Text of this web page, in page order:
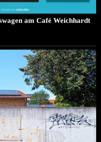
am Café Weichhardt